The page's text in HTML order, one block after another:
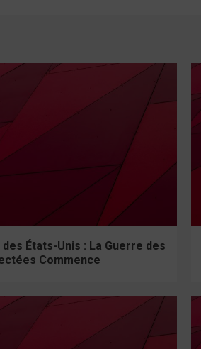
États-Unis : La Guerre des
Commence